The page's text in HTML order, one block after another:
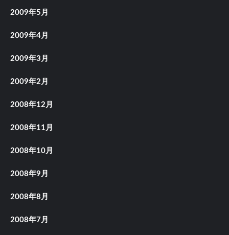
2009年5月
2009年4月
2009年3月
2009年2月
2008年12月
2008年11月
2008年10月
2008年9月
2008年8月
2008年7月